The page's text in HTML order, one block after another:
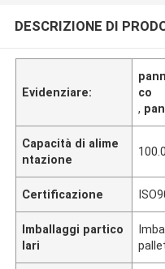
DESCRIZIONE DI
Evidenziare:
co
,
Capacità di alime
ntazione
Certificazione
Imballaggi partico
lari